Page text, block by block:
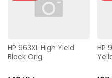
HP 963XL High Yield
Black Orig
HP